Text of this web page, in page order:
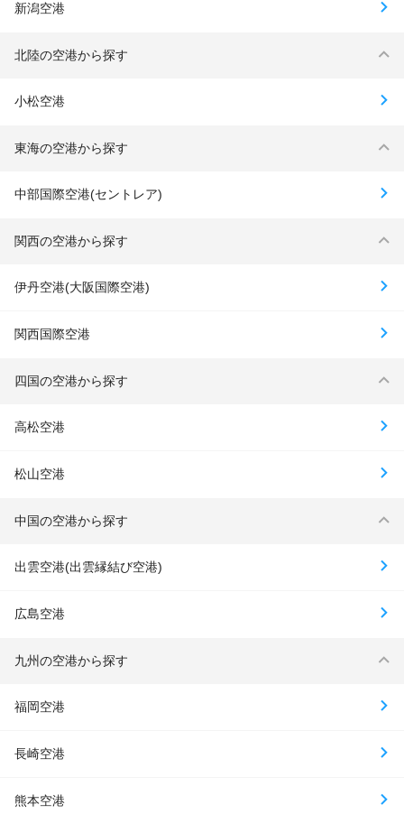
新潟空港
北陸の空港から探す
小松空港
東海の空港から探す
中部国際空港(セントレア)
関西の空港から探す
伊丹空港(大阪国際空港)
関西国際空港
四国の空港から探す
高松空港
松山空港
中国の空港から探す
出雲空港(出雲縁結び空港)
広島空港
九州の空港から探す
福岡空港
長崎空港
熊本空港